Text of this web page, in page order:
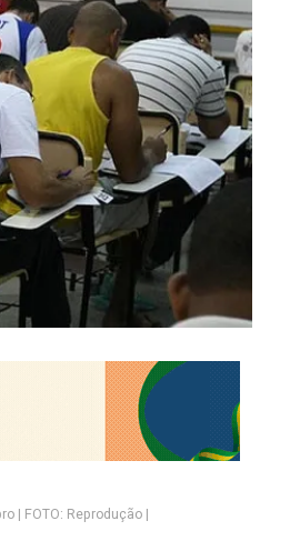
| FOTO: Reprodução |